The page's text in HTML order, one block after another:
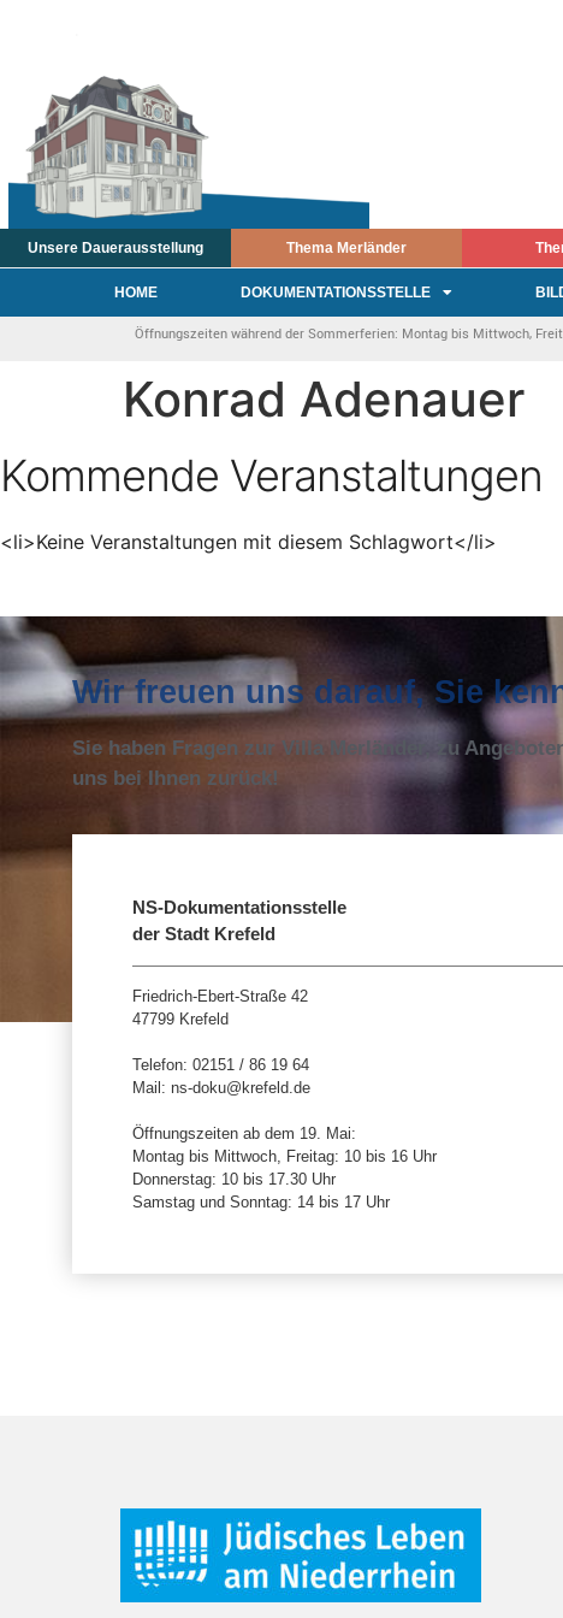
Unsere Dauerausstellung Thema Merländer
HOME DOKUMENTATIONSSTELLE
Öffnungszeiten während der Sommerferien: Montag bis Mittwoch,
Konrad Adenauer
Kommende Veranstaltungen
<li>Keine Veranstaltungen mit diesem Schlagwort</li>
Wir freuen uns darauf, Sie
Sie haben Fragen zur Villa Merländer, zu
uns bei Ihnen zurück!
NS-Dokumentationsstelle
der Stadt Krefeld
Friedrich-Ebert-Straße 42
47799 Krefeld
Telefon: 02151 / 86 19 64
Mail: ns-doku@krefeld.de
Öffnungszeiten ab dem 19. Mai:
Montag bis Mittwoch, Freitag: 10 bis 16 Uhr
Donnerstag: 10 bis 17.30 Uhr
Samstag und Sonntag: 14 bis 17 Uhr